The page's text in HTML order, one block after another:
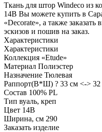
Ткань для штор Windeco из
14B Вы можете купить в
«Decorate», а также заказать
эскизов и пошив на заказ.
Характеристики
Характеристики
Коллекция «Etude»
Материал Полиэстер
Назначение Тюлевая
Раппорт(В*Ш) ? 33 см <->
Состав 100% PL
Тип вуаль, креп
Цвет 14B
Ширина, см 290
Заказать изделие